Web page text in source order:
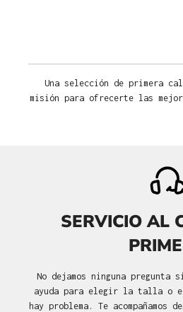
Una selección de primera
misión para ofrecerte las
SERVICIO AL
No dejamos ninguna pregunta
ayuda para elegir la talla o
hay problema. Te